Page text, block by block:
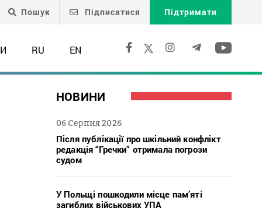
Пошук Підписатися Підтримати
RU EN
НОВИНИ
06 Серпня 2026
Після публікації про шкільний конфлікт
редакція “Гречки” отримала погрози
судом
У Польщі пошкодили місце пам’яті
загиблих військових УПА